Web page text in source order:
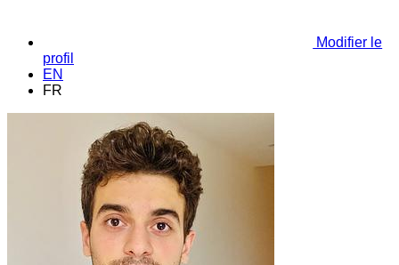
Modifier le
profil
EN
FR